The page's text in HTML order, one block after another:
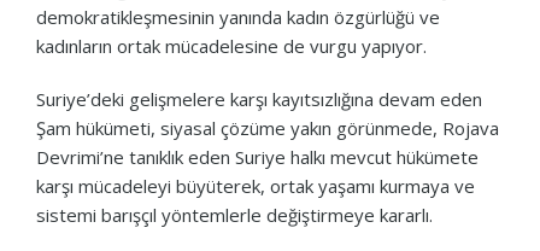
demokratikleşmesinin yanında kadın özgürlüğü ve
kadınların ortak mücadelesine de vurgu yapıyor.
Suriye’deki gelişmelere karşı kayıtsızlığına devam eden
Şam hükümeti, siyasal çözüme yakın görünmede, Rojava
Devrimi’ne tanıklık eden Suriye halkı mevcut hükümete
karşı mücadeleyi büyüterek, ortak yaşamı kurmaya ve
sistemi barışçıl yöntemlerle değiştirmeye kararlı.